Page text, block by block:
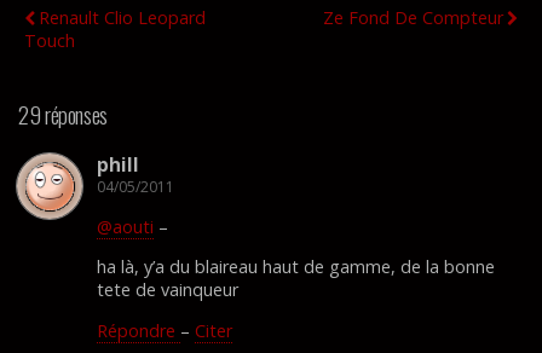
Renault Clio Leopard
Touch
Ze Fond De Compteur
29 réponses
phill
04/05/2011
@aouti –
ha là, y’a du blaireau haut de gamme, de la bonne
tete de vainqueur
Répondre – Citer